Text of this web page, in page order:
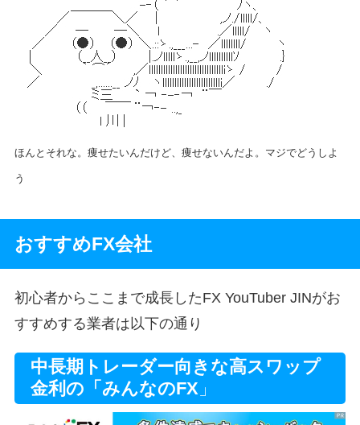
ほんとそれな。痩せたいんだけど、痩せないんだよ。マジでどうしよ
う
おすすめFX会社
初心者からここまで成長したFX YouTuber JINがお
すすめする業者は以下の通り
中長期トレーダー向きな高スワップ
金利の「みんなのFX」